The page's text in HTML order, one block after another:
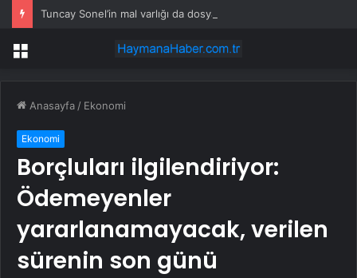
Menü
Anasayfa / Ekonomi
Ekonomi
Borçluları ilgilendiriyor:
Ödemeyenler
yararlanamayacak, verilen
sürenin son günü